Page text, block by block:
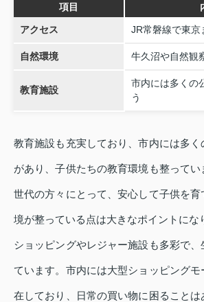
項目
アクセス JR常磐線で東京
自然環境 牛久沼や自然観
教育施設
市内には多くの
う
教育施設も充実しており、市内には多
があり、子供たちの教育環境も整ってい
世代の方々にとって、安心して子供を
境が整っている点は大きなポイントにな
ショッピングやレジャー施設も多彩で
ています。市内には大型ショッピング
在しており、日常の買い物に困ることは